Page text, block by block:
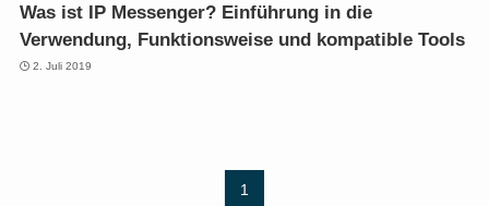
Was ist IP Messenger? Einführung in die
Verwendung, Funktionsweise und kompatible Tools
2. Juli 2019
1